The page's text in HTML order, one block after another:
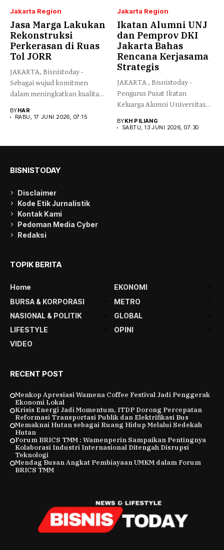
Jakarta Region
Jasa Marga Lakukan
Rekonstruksi
Perkerasan di Ruas
Tol JORR
JAKARTA, Bisnistoday -
Sebagai wujud komitmen
dalam meningkatkan kualitas
berkelanjutan,...
BYHAR
RABU, 17 JUNI 2026, 07:15
Jakarta Region
Ikatan Alumni UNJ
dan Pemprov DKI
Jakarta Bahas
Rencana Kerjasama
Strategis
JAKARTA , Bisnistoday -
Pengurus Pusat Ikatan
Keluarga Alumni Universitas
BYKH PILIANG
SABTU, 13 JUNI 2026, 07:30
BISNISTODAY
Disclaimer
Kode Etik Jurnalistik
Kontak Kami
Pedoman Media Cyber
Redaksi
TOPIK BERITA
Home
EKONOMI
BURSA & KORPORASI
METRO
NASIONAL & POLITIK
GLOBAL
LIFESTYLE
OPINI
VIDEO
RECENT POST
Menkop Apresiasi Wamena Coffee Festival Jadi Penggerak
Ekonomi Lokal
Krisis Energi Jadi Momentum, ITDP Dorong Percepatan
Reformasi Transportasi Publik dan Elektrifikasi Bus
Memaknai Hutan sebagai Ruang Hidup Melalui Sedekah
Hutan
Forum BRICS TMM : Wamenperin Sampaikan Pentingnya
Kolaborasi Industri Internasional Ditengah Disrupsi
Teknologi
Mendag Busan Angkat Pembiayaan UMKM dalam Forum
BRICS TMM